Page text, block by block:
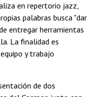
en repertorio jazz,
palabras busca "dar
entregar herramientas
La finalidad es
y trabajo
de dos